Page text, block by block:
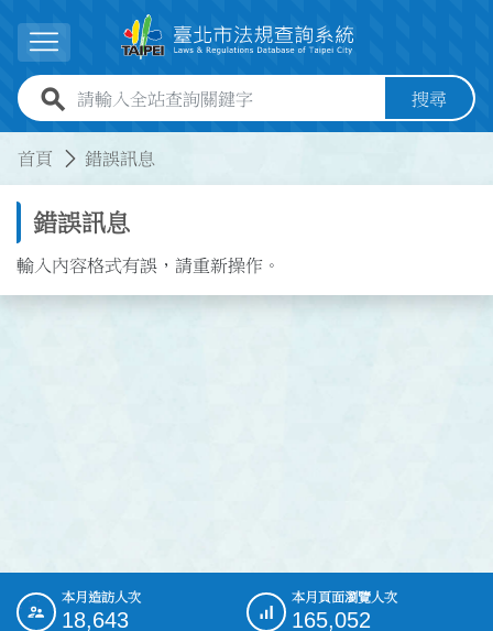
展開選單
全站查詢關鍵字欄位 搜尋
首頁 錯誤訊息
錯誤訊息
輸入內容格式有誤，請重新操作。
::: 本月造訪人次
18,643
本月頁面瀏覽人次
165,052